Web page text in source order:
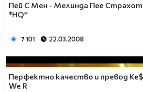
Пей С Мен - Мелинда Пее
*HQ*
7 101 22.03.2008
Перфектно качество и превод
We R